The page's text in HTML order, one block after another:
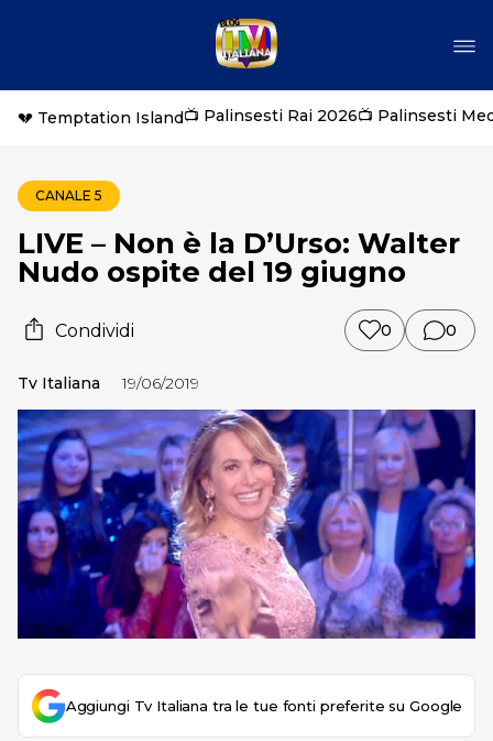
💔 Temptation Island📺 Palinsesti Rai 2026📺 Palinsesti
CANALE 5
LIVE – Non è la D’Urso: Walter
Nudo ospite del 19 giugno
Condividi 0 0
Tv Italiana 19/06/2019
Aggiungi Tv Italiana tra le tue fonti preferite su Google